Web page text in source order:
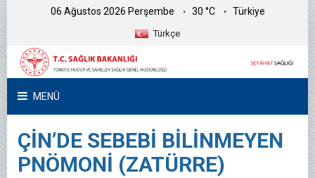
06 Ağustos 2026 Perşembe 30 °C Türkiye
Türkçe
MENÜ
ÇİN’DE SEBEBİ BİLİNMEYEN
PNÖMONİ (ZATÜRRE)